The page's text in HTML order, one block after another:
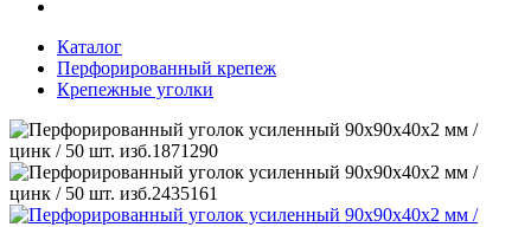
Каталог
Перфорированный крепеж
Крепежные уголки